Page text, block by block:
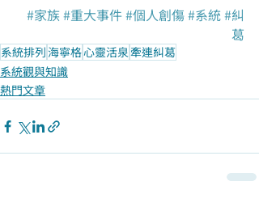
#家族#重大事件#個人創傷#系統#糾
葛
系統排列海寧格心靈活泉牽連糾葛
系統觀與知識
熱門文章